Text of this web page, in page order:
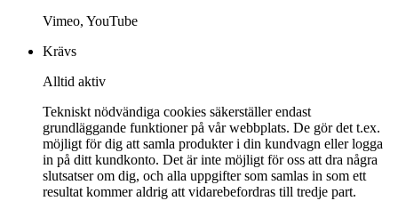
Vimeo, YouTube
Krävs
Alltid aktiv
Tekniskt nödvändiga cookies säkerställer endast
grundläggande funktioner på vår webbplats. De gör det t.ex.
möjligt för dig att samla produkter i din kundvagn eller logga
in på ditt kundkonto. Det är inte möjligt för oss att dra några
slutsatser om dig, och alla uppgifter som samlas in som ett
resultat kommer aldrig att vidarebefordras till tredje part.